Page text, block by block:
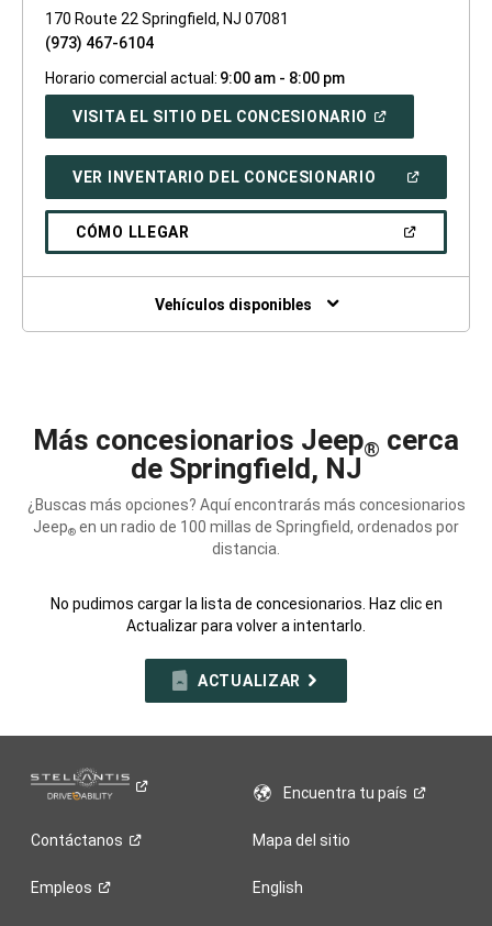
170 Route 22 Springfield, NJ 07081
(973) 467-6104
Horario comercial actual: 9:00 am - 8:00 pm
VISITA EL SITIO DEL CONCESIONARIO (ABRIR
NUEVA)
VER INVENTARIO DEL CONCESIONARIO (ABRIR
UNA
VENTANA
NUEVA)
CÓMO LLEGAR
VENTANA
Vehículos disponibles
Más concesionarios Jeep® cerca
de Springfield, NJ
¿Buscas más opciones? Aquí encontrarás más concesionarios
Jeep® en un radio de 100 millas de Springfield, ordenados por
distancia.
No pudimos cargar la lista de concesionarios. Haz clic en
Actualizar para volver a intentarlo.
ACTUALIZAR
Encuentra tupaís
Contáctanos Mapa del sitio
Empleos English